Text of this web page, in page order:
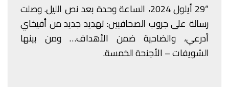
“29 أيلول 2024، الساعة وحدة بعد نص الليل. وصلت
رسالة على جروب الصحافيين: تهديد جديد من أفيخاي
أدرعي، والضاحية ضمن الأهداف… ومن بينها
الشويفات – الأجنحة الخمسة.